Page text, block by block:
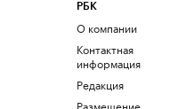
РБК
О компании
Контактная
информация
Редакция
Размещение